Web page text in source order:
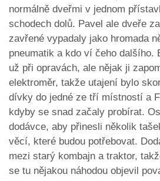
normálně dveřmi v jednom
schodech dolů. Pavel ale dveře
zavřené vypadaly jako hromada
pneumatik a kdo ví čeho dalšího.
už při opravách, ale nějak ji
elektroměr, takže utajení bylo
dívky do jedné ze tří místností a
kdyby se snad začaly probírat.
dodávce, aby přinesli několik
věcí, které budou potřebovat.
mezi starý kombajn a traktor,
se tu nějakou náhodou objevil